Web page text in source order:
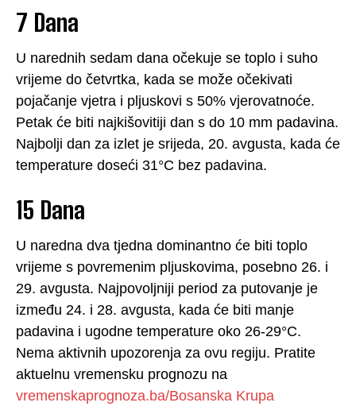
7 Dana
U narednih sedam dana očekuje se toplo i suho
vrijeme do četvrtka, kada se može očekivati
pojačanje vjetra i pljuskovi s 50% vjerovatnoće.
Petak će biti najkišovitiji dan s do 10 mm padavina.
Najbolji dan za izlet je srijeda, 20. avgusta, kada će
temperature doseći 31°C bez padavina.
15 Dana
U naredna dva tjedna dominantno će biti toplo
vrijeme s povremenim pljuskovima, posebno 26. i
29. avgusta. Najpovoljniji period za putovanje je
između 24. i 28. avgusta, kada će biti manje
padavina i ugodne temperature oko 26-29°C.
Nema aktivnih upozorenja za ovu regiju. Pratite
aktuelnu vremensku prognozu na
vremenskaprognoza.ba/Bosanska Krupa